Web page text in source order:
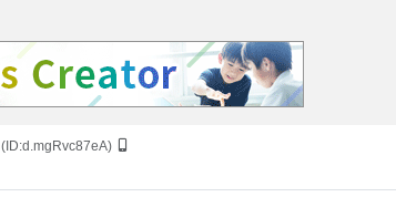
(ID:d.mgRvc87eA)